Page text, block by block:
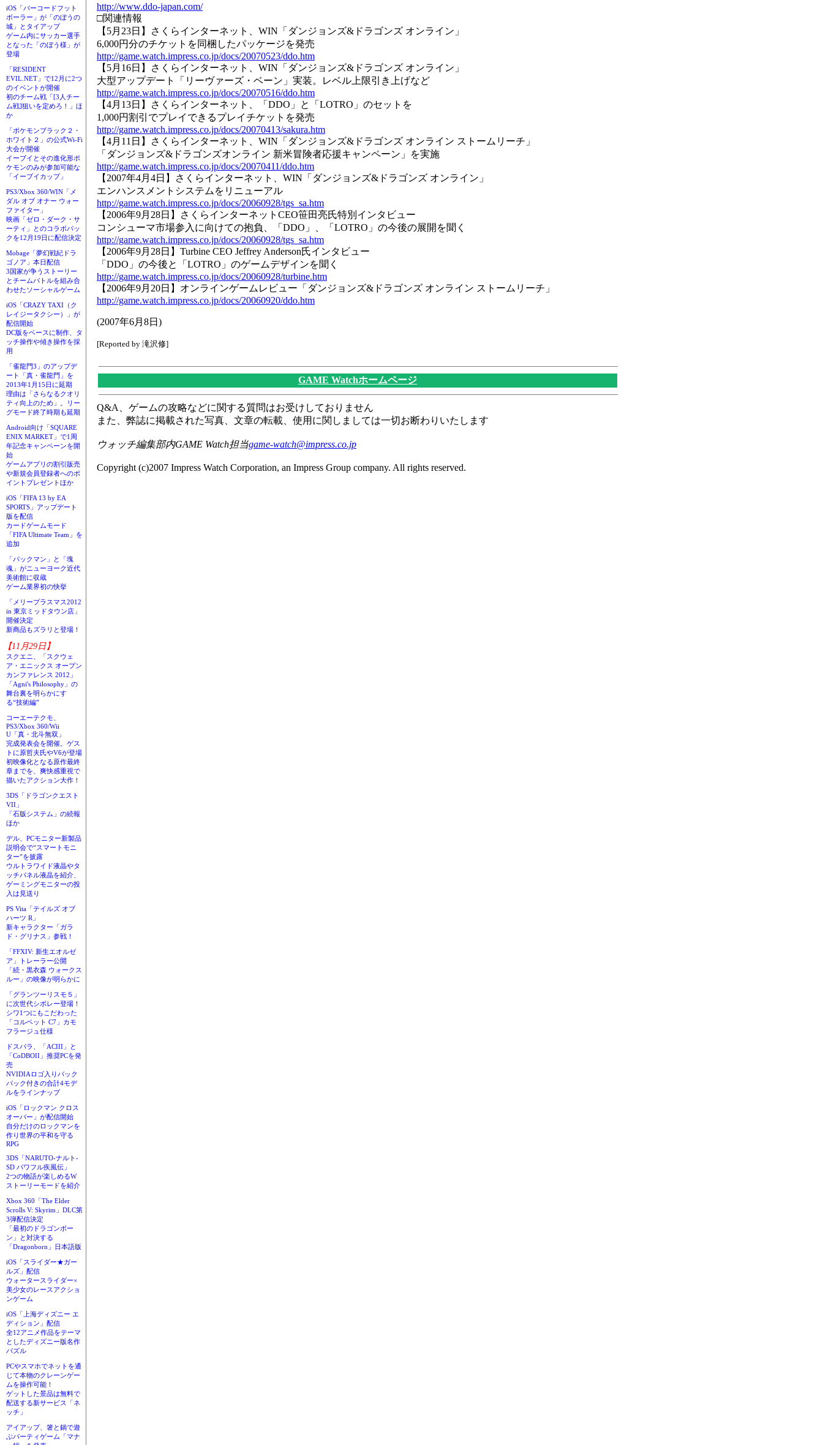
iOS「バーコードフット
ボーラー」が「のぼうの
城」とタイアップ
ゲーム内にサッカー選手
となった「のぼう様」が
登場
「RESIDENT
EVIL.NET」で12月に2つ
のイベントが開催
初のチーム戦「[3人チー
ム戦]狙いを定めろ！」ほ
か
「ポケモンブラック２・
ホワイト２」の公式Wi-Fi
大会が開催
イーブイとその進化形ポ
ケモンのみが参加可能な
「イーブイカップ」
PS3/Xbox 360/WIN「メ
ダル オブ オナー ウォー
ファイター」
映画「ゼロ・ダーク・サ
ーティ」とのコラボパッ
クを12月19日に配信決定
Mobage「夢幻戦紀ドラ
ゴノア」本日配信
3国家が争うストーリー
とチームバトルを組み合
わせたソーシャルゲーム
iOS「CRAZY TAXI（ク
レイジータクシー）」が
配信開始
DC版をベースに制作、タ
ッチ操作や傾き操作を採
用
「雀龍門3」のアップデ
ート「真・雀龍門」を
2013年1月15日に延期
理由は「さらなるクオリ
ティ向上のため」。リー
グモード終了時期も延期
Android向け「SQUARE
ENIX MARKET」で1周
年記念キャンペーンを開
始
ゲームアプリの割引販売
や新規会員登録者へのポ
イントプレゼントほか
iOS「FIFA 13 by EA
SPORTS」アップデート
版を配信
カードゲームモード
「FIFA Ultimate Team」を
追加
「パックマン」と「塊
魂」がニューヨーク近代
美術館に収蔵
ゲーム業界初の快挙
「メリープラスマス2012
in 東京ミッドタウン店」
開催決定
新商品もズラリと登場！
【11月29日】
スクエニ、「スクウェ
ア・エニックス オープン
カンファレンス 2012」
「Agni's Philosophy」の
舞台裏を明らかにす
る“技術編”
コーエーテクモ、
PS3/Xbox 360/Wii
U「真・北斗無双」
完成発表会を開催。ゲス
トに原哲夫氏やV6が登場
初映像化となる原作最終
章までを、爽快感重視で
描いたアクション大作！
3DS「ドラゴンクエスト
VII」
「石版システム」の続報
ほか
デル、PCモニター新製品
説明会で“スマートモニ
ター”を披露
ウルトラワイド液晶やタ
ッチパネル液晶を紹介、
ゲーミングモニターの投
入は見送り
PS Vita「テイルズ オブ
ハーツ R」
新キャラクター「ガラ
ド・グリナス」参戦！
「FFXIV: 新生エオルゼ
ア」トレーラー公開
「続・黒衣森 ウォークス
ルー」の映像が明らかに
「グランツーリスモ５」
に次世代シボレー登場！
シワ1つにもこだわった
「コルベット C7」カモ
フラージュ仕様
ドスパラ、「ACIII」と
「CoDBOII」推奨PCを発
売
NVIDIAロゴ入りバック
パック付きの合計4モデ
ルをラインナップ
iOS「ロックマン クロス
オーバー」が配信開始
自分だけのロックマンを
作り世界の平和を守る
RPG
3DS「NARUTO-ナルト-
SD パワフル疾風伝」
2つの物語が楽しめるW
ストーリーモードを紹介
Xbox 360「The Elder
Scrolls V: Skyrim」DLC第
3弾配信決定
「最初のドラゴンボー
ン」と対決する
「Dragonborn」日本語版
iOS「スライダー★ガー
ルズ」配信
ウォータースライダー×
美少女のレースアクショ
ンゲーム
iOS「上海ディズニー エ
ディション」配信
全12アニメ作品をテーマ
としたディズニー版名作
パズル
PCやスマホでネットを通
じて本物のクレーンゲー
ムを操作可能！
ゲットした景品は無料で
配送する新サービス「ネ
ッチ」
アイアップ、箸と鍋で遊
ぶパーティゲーム「マナ
http://www.ddo-japan.com/
□関連情報
【5月23日】さくらインターネット、WIN「ダンジョンズ&ドラゴンズ オンライン」
6,000円分のチケットを同梱したパッケージを発売
http://game.watch.impress.co.jp/docs/20070523/ddo.htm
【5月16日】さくらインターネット、WIN「ダンジョンズ&ドラゴンズ オンライン」
大型アップデート「リーヴァーズ・ベーン」実装。レベル上限引き上げなど
http://game.watch.impress.co.jp/docs/20070516/ddo.htm
【4月13日】さくらインターネット、「DDO」と「LOTRO」のセットを
1,000円割引でプレイできるプレイチケットを発売
http://game.watch.impress.co.jp/docs/20070413/sakura.htm
【4月11日】さくらインターネット、WIN「ダンジョンズ&ドラゴンズ オンライン ストームリーチ」
「ダンジョンズ&ドラゴンズオンライン 新米冒険者応援キャンペーン」を実施
http://game.watch.impress.co.jp/docs/20070411/ddo.htm
【2007年4月4日】さくらインターネット、WIN「ダンジョンズ&ドラゴンズ オンライン」
エンハンスメントシステムをリニューアル
http://game.watch.impress.co.jp/docs/20060928/tgs_sa.htm
【2006年9月28日】さくらインターネットCEO笹田亮氏特別インタビュー
コンシューマ市場参入に向けての抱負、「DDO」、「LOTRO」の今後の展開を聞く
http://game.watch.impress.co.jp/docs/20060928/tgs_sa.htm
【2006年9月28日】Turbine CEO Jeffrey Anderson氏インタビュー
「DDO」の今後と「LOTRO」のゲームデザインを聞く
http://game.watch.impress.co.jp/docs/20060928/turbine.htm
【2006年9月20日】オンラインゲームレビュー「ダンジョンズ&ドラゴンズ オンライン ストームリーチ」
http://game.watch.impress.co.jp/docs/20060920/ddo.htm
(2007年6月8日)
[Reported by 滝沢修]
GAME Watchホームページ
Q&A、ゲームの攻略などに関する質問はお受けしておりません
また、弊誌に掲載された写真、文章の転載、使用に関しましては一切お断わりいたします
ウォッチ編集部内GAME Watch担当game-watch@impress.co.jp
Copyright (c)2007 Impress Watch Corporation, an Impress Group company. All rights reserved.